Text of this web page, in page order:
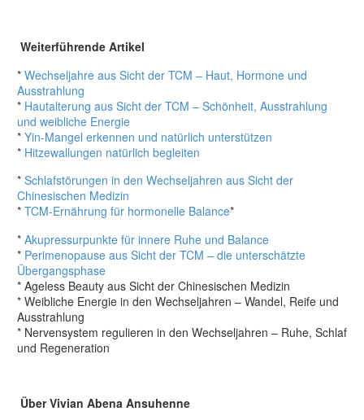
Weiterführende Artikel
* Wechseljahre aus Sicht der TCM – Haut, Hormone und
Ausstrahlung
* Hautalterung aus Sicht der TCM – Schönheit, Ausstrahlung
und weibliche Energie
* Yin-Mangel erkennen und natürlich unterstützen
* Hitzewallungen natürlich begleiten
* Schlafstörungen in den Wechseljahren aus Sicht der
Chinesischen Medizin
* TCM-Ernährung für hormonelle Balance*
* Akupressurpunkte für innere Ruhe und Balance
* Perimenopause aus Sicht der TCM – die unterschätzte
Übergangsphase
* Ageless Beauty aus Sicht der Chinesischen Medizin
* Weibliche Energie in den Wechseljahren – Wandel, Reife und
Ausstrahlung
* Nervensystem regulieren in den Wechseljahren – Ruhe, Schlaf
und Regeneration
Über Vivian Abena Ansuhenne